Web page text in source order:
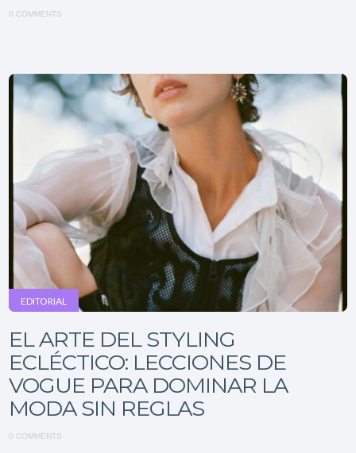
0 COMMENTS
EDITORIAL
EL ARTE DEL STYLING
ECLÉCTICO: LECCIONES DE
VOGUE PARA DOMINAR LA
MODA SIN REGLAS
0 COMMENTS